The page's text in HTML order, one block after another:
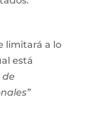
limitará a lo
está
de